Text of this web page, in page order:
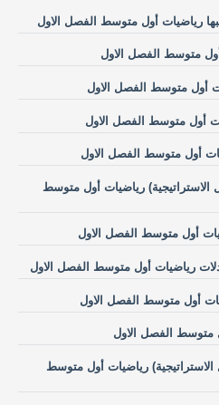
رياضيات أول متوسط الفصل الاول
متوسط الفصل الاول
أول متوسط الفصل الاول
أول متوسط الفصل الاول
أول متوسط الفصل الاول
رياضيات أول متوسط
أول متوسط الفصل الاول
رياضيات أول متوسط الفصل الاول
أول متوسط الفصل الاول
متوسط الفصل الاول
رياضيات أول متوسط